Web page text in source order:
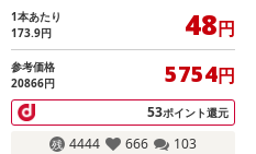
1本あたり
173.9円 48円
参考価格
20866円
5754円
53ポイント還元
4444 666 103